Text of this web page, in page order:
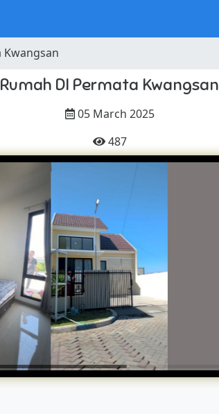
Kwangsan
Rumah DI Permata Kwangsan
05 March 2025
487